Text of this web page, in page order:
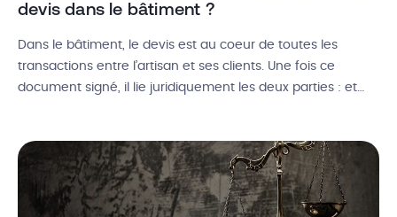
devis dans le bâtiment ?
Dans le bâtiment, le devis est au coeur de toutes les
transactions entre l’artisan et ses clients. Une fois ce
document signé, il lie juridiquement les deux parties : et
Saviez-vous qu’une mention manquante sur […]